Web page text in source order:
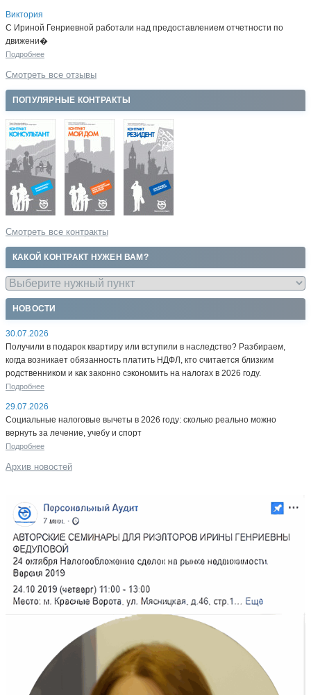
Виктория
С Ириной Генриевной работали над предоставлением отчетности по
движени�
Подробнее
Смотреть все отзывы
ПОПУЛЯРНЫЕ КОНТРАКТЫ
Смотреть все контракты
КАКОЙ КОНТРАКТ НУЖЕН ВАМ?
НОВОСТИ
30.07.2026
Получили в подарок квартиру или вступили в наследство? Разбираем,
когда возникает обязанность платить НДФЛ, кто считается близким
родственником и как законно сэкономить на налогах в 2026 году.
Подробнее
29.07.2026
Социальные налоговые вычеты в 2026 году: сколько реально можно
вернуть за лечение, учебу и спорт
Подробнее
Архив новостей